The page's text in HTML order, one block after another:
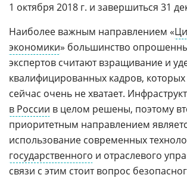
1 октября 2018 г. и завершиться 31
Наиболее важным направлением «
экономики» большинство
экспертов считают взращивание и
квалифицированных кадров,
сейчас очень не хватает.
в России в целом решены, поэтому
приоритетным направлением
использование современных
государственного и отраслевого
связи с этим стоит вопрос